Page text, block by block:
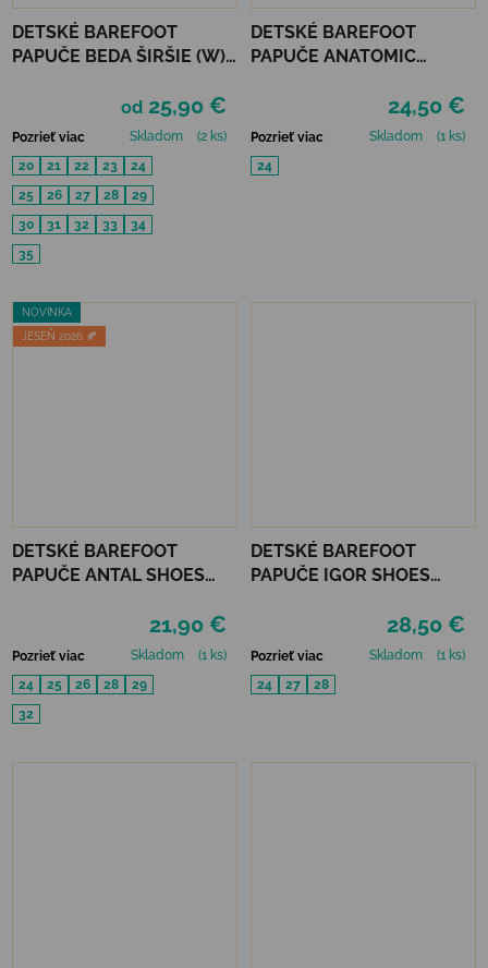
DETSKÉ BAREFOOT
PAPUČE BEDA ŠIRŠIE (W)
od 25,90 €
Pozrieť viac Skladom
(2 ks)
20
21 22 23
24
25
26 27 28
29
30
31 32 33
34
35
DETSKÉ BAREFOOT
PAPUČE ANATOMIC
24,50 €
Pozrieť viac Skladom
(1 ks)
24
NOVINKA
JESEŇ 2026 🍂
DETSKÉ BAREFOOT
PAPUČE ANTAL SHOES
21,90 €
Pozrieť viac Skladom
(1 ks)
24
25 26 28
29
32
DETSKÉ BAREFOOT
PAPUČE IGOR SHOES
28,50 €
Pozrieť viac Skladom
(1 ks)
24
27 28